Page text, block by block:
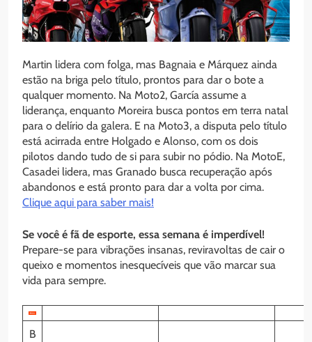
Martin lidera com folga, mas Bagnaia e Márquez ainda
estão na briga pelo título, prontos para dar o bote a
qualquer momento. Na Moto2, García assume a
liderança, enquanto Moreira busca pontos em terra natal
para o delírio da galera. E na Moto3, a disputa pelo título
está acirrada entre Holgado e Alonso, com os dois
pilotos dando tudo de si para subir no pódio. Na MotoE,
Casadei lidera, mas Granado busca recuperação após
abandonos e está pronto para dar a volta por cima.
Clique aqui para saber mais!
Se você é fã de esporte, essa semana é imperdível!
Prepare-se para vibrações insanas, reviravoltas de cair o
queixo e momentos inesquecíveis que vão marcar sua
vida para sempre.
B